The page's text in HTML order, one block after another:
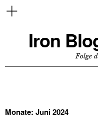
Iron
Folge
Monate: Juni 2024